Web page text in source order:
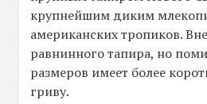
крупнейшим диким
американских тропиков.
равнинного тапира, но
размеров имеет более
гриву.